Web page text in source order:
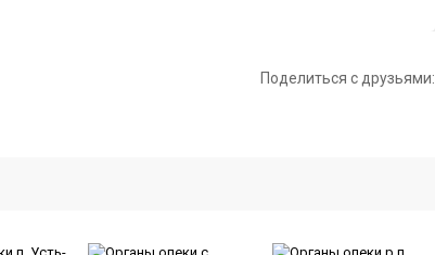
Поделиться с друзьями: